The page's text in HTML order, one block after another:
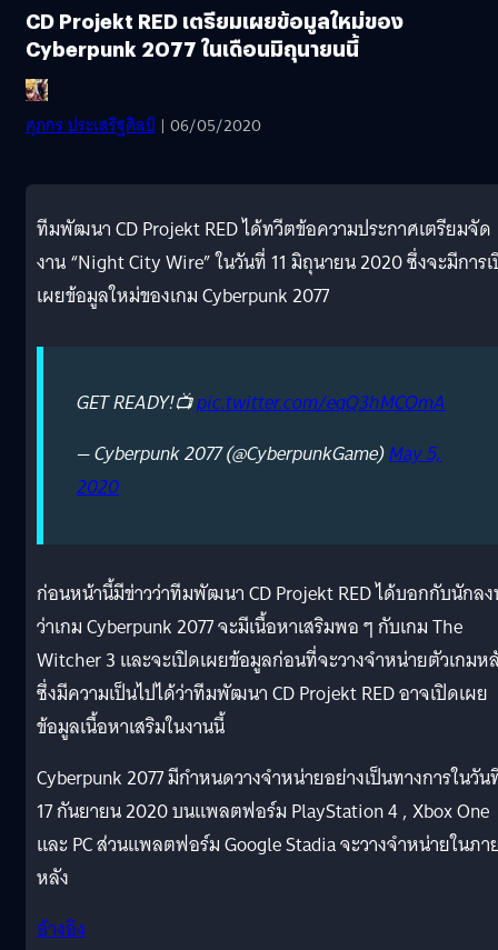
CD Projekt RED เตรียมเผยข้อมูลใหม่ของ
Cyberpunk 2077 ในเดือนมิถุนายนนี้
ศุภกร ประเสริฐศิลป์ | 06/05/2020
ทีมพัฒนา CD Projekt RED ได้ทวีตข้อความประกาศเตรียมจัด
งาน “Night City Wire” ในวันที่ 11 มิถุนายน 2020 ซึ่งจะมีการ
เผยข้อมูลใหม่ของเกม Cyberpunk 2077
GET READY!📺pic.twitter.com/eqQ3hMCOmA
— Cyberpunk 2077 (@CyberpunkGame)May 5,
2020
ก่อนหน้านี้มีข่าวว่าทีมพัฒนา CD Projekt RED ได้บอกกับนักล
ว่าเกม Cyberpunk 2077 จะมีเนื้อหาเสริมพอ ๆ กับเกม The
Witcher 3 และจะเปิดเผยข้อมูลก่อนที่จะวางจำหน่ายตัวเกมห
ซึ่งมีความเป็นไปได้ว่าทีมพัฒนา CD Projekt RED อาจเปิดเผย
ข้อมูลเนื้อหาเสริมในงานนี้
Cyberpunk 2077 มีกำหนดวางจำหน่ายอย่างเป็นทางการในวั
17 กันยายน 2020 บนแพลตฟอร์ม PlayStation 4 , Xbox One
และ PC ส่วนแพลตฟอร์ม Google Stadia จะวางจำหน่ายในภา
หลัง
อ้างอิง